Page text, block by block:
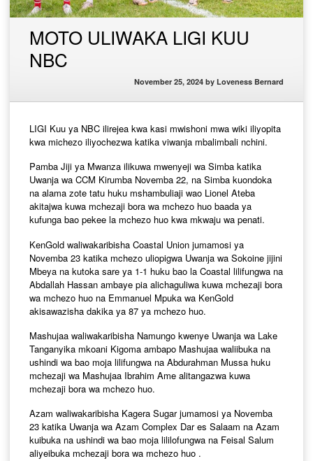
MOTO ULIWAKA LIGI KUU
NBC
November 25, 2024 by Loveness Bernard
LIGI Kuu ya NBC ilirejea kwa kasi mwishoni mwa wiki iliyopita
kwa michezo iliyochezwa katika viwanja mbalimbali nchini.
Pamba Jiji ya Mwanza ilikuwa mwenyeji wa Simba katika
Uwanja wa CCM Kirumba Novemba 22, na Simba kuondoka
na alama zote tatu huku mshambuliaji wao Lionel Ateba
akitajwa kuwa mchezaji bora wa mchezo huo baada ya
kufunga bao pekee la mchezo huo kwa mkwaju wa penati.
KenGold waliwakaribisha Coastal Union jumamosi ya
Novemba 23 katika mchezo uliopigwa Uwanja wa Sokoine jijini
Mbeya na kutoka sare ya 1-1 huku bao la Coastal lilifungwa na
Abdallah Hassan ambaye pia alichaguliwa kuwa mchezaji bora
wa mchezo huo na Emmanuel Mpuka wa KenGold
akisawazisha dakika ya 87 ya mchezo huo.
Mashujaa waliwakaribisha Namungo kwenye Uwanja wa Lake
Tanganyika mkoani Kigoma ambapo Mashujaa waliibuka na
ushindi wa bao moja lilifungwa na Abdurahman Mussa huku
mchezaji wa Mashujaa Ibrahim Ame alitangazwa kuwa
mchezaji bora wa mchezo huo.
Azam waliwakaribisha Kagera Sugar jumamosi ya Novemba
23 katika Uwanja wa Azam Complex Dar es Salaam na Azam
kuibuka na ushindi wa bao moja lililofungwa na Feisal Salum
aliyeibuka mchezaji bora wa mchezo huo .